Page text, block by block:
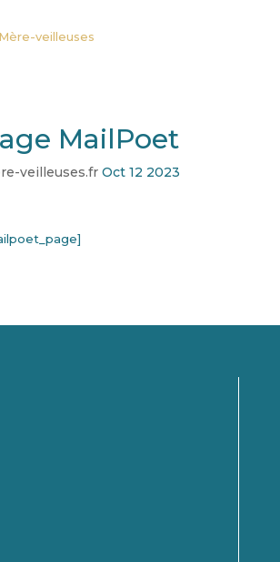
MailPoet
veilleuses.fr Oct 12 2023